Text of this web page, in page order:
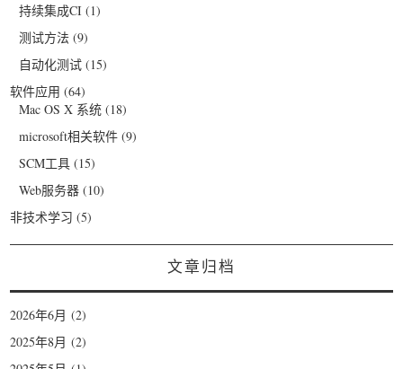
持续集成CI (1)
测试方法 (9)
自动化测试 (15)
软件应用 (64)
Mac OS X 系统 (18)
microsoft相关软件 (9)
SCM工具 (15)
Web服务器 (10)
非技术学习 (5)
文章归档
2026年6月 (2)
2025年8月 (2)